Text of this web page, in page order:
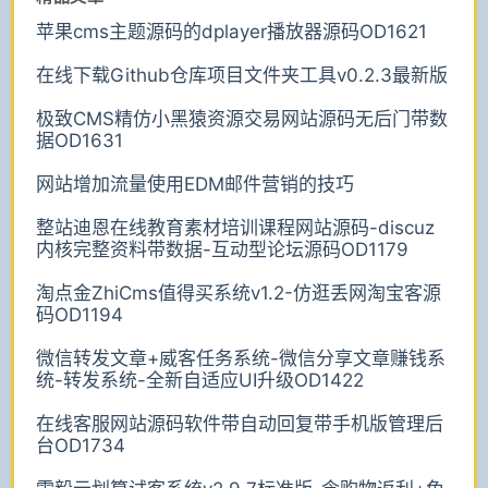
苹果cms主题源码的dplayer播放器源码OD1621
在线下载Github仓库项目文件夹工具v0.2.3最新版
极致CMS精仿小黑猿资源交易网站源码无后门带数
据OD1631
网站增加流量使用EDM邮件营销的技巧
整站迪恩在线教育素材培训课程网站源码-discuz
内核完整资料带数据-互动型论坛源码OD1179
淘点金ZhiCms值得买系统v1.2-仿逛丢网淘宝客源
码OD1194
微信转发文章+威客任务系统-微信分享文章赚钱系
统-转发系统-全新自适应UI升级OD1422
在线客服网站源码软件带自动回复带手机版管理后
台OD1734